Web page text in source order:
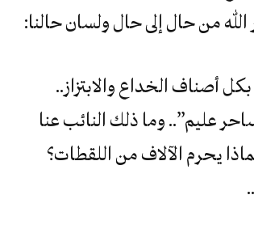
من حال إلى حال ولسان حالنا:
أصناف الخداع والابتزاز..
عليم”.. وما ذلك النائب عنا
يحرم الآلاف من اللقطات؟